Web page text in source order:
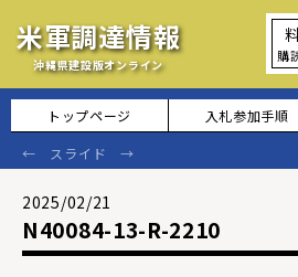
米軍調達情報
沖縄県建設版オンライン 購
トップページ 入札参加手順
2025/02/21
N40084-13-R-2210